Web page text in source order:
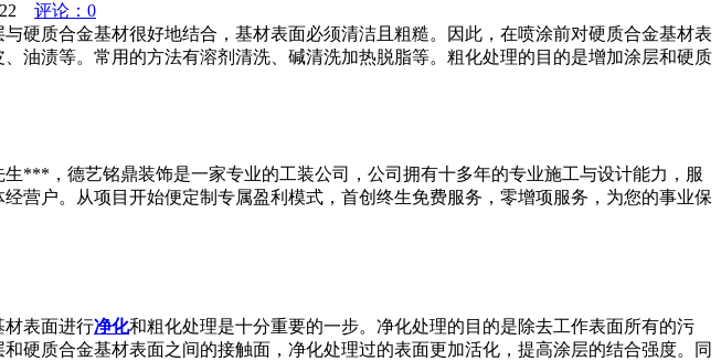
评论：0
硬质合金基材很好地结合，基材表面必须清洁且粗糙。因此，在喷涂前对硬质合金基材表
油渍等。常用的方法有溶剂清洗、碱清洗加热脱脂等。粗化处理的目的是增加涂层和硬质
***，德艺铭鼎装饰是一家专业的工装公司，公司拥有十多年的专业施工与设计能力，服
营户。从项目开始便定制专属盈利模式，首创终生免费服务，零增项服务，为您的事业保
材表面进行净化和粗化处理是十分重要的一步。净化处理的目的是除去工作表面所有的污
硬质合金基材表面之间的接触面，净化处理过的表面更加活化，提高涂层的结合强度。同